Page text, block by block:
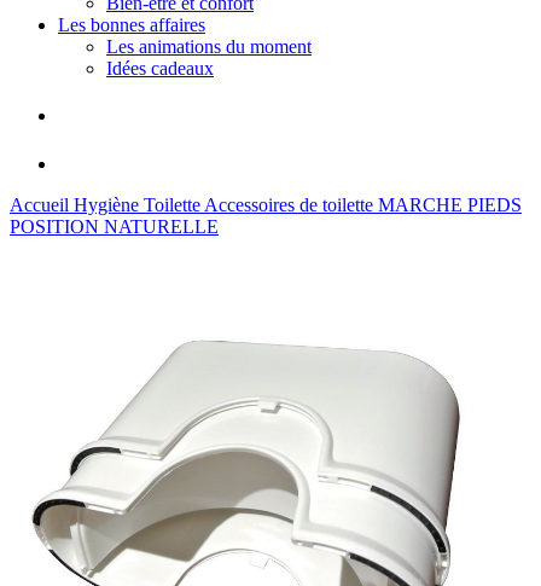
Les bonnes affaires
Les animations du moment
Idées cadeaux
Accueil Hygiène Toilette Accessoires de toilette MARCHE PIEDS
POSITION NATURELLE